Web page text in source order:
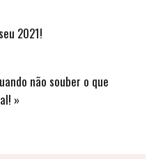
2021!
não souber o que
»